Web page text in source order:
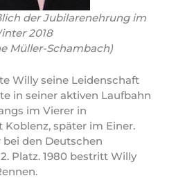
der Jubilarenehrung im
2018
Müller-Schambach)
Willy seine Leidenschaft
in seiner aktiven Laufbahn
im Vierer in
später im Einer.
bei den Deutschen
Platz. 1980 bestritt Willy